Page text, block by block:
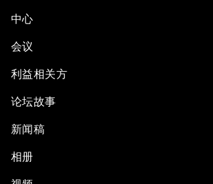
中心
会议
利益相关方
论坛故事
新闻稿
相册